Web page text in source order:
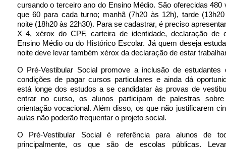
cursando o terceiro ano do Ensino Médio. São oferecidas 480
que 60 para cada turno; manhã (7h20 às 12h), tarde
noite (18h20 às 22h30). Para se cadastrar, é preciso
X 4, xérox do CPF, carteira de identidade, declaração de
Ensino Médio ou do Histórico Escolar. Já quem deseja
noite deve levar também xérox da declaração de estar
O Pré-Vestibular Social promove a inclusão de estudantes
condições de pagar cursos particulares e ainda dá
está longe dos estudos a se candidatar às provas de
entrar no curso, os alunos participam de palestras
orientação vocacional. Além disso, os que não justificarem
aulas não poderão frequentar o projeto social.
O Pré-Vestibular Social é referência para alunos de
principalmente, os que são de escolas públicas.